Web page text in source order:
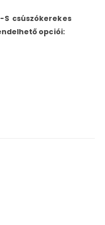
S csúszókerekes
opciói: